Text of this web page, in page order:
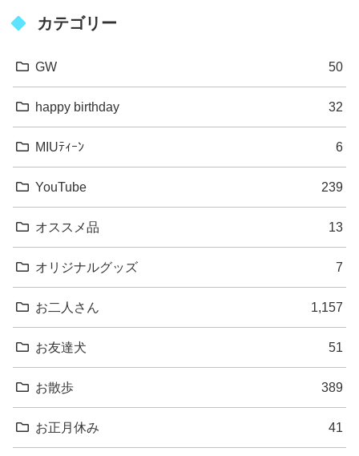
カテゴリー
GW 50
happy birthday 32
MIUﾃｨｰﾝ 6
YouTube 239
オススメ品 13
オリジナルグッズ 7
お二人さん 1,157
お友達犬 51
お散歩 389
お正月休み 41